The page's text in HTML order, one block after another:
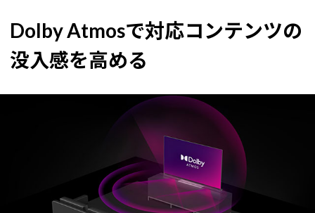
Dolby Atmosで対応コンテンツの
没入感を高める